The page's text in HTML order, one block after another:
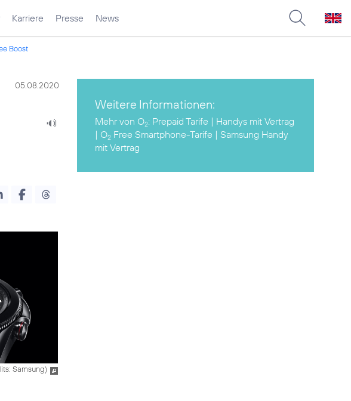
Karriere Presse News
Boost
05.08.2020
Samsung)
Weitere Informationen:
Mehr von O2: Prepaid Tarife | Handys mit Vertrag
| O2 Free Smartphone-Tarife |Samsung Handy
mit Vertrag